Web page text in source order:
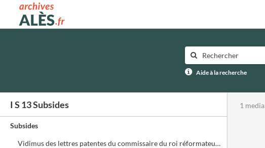
Archives municipales d'Alès
Aide à la recherche
I S 13 Subsides
Subsides
Vidimus des lettres patentes du commissaire du roi réformateur général en Languedoc sur le don gratuit de 24.000 deniers d'or accordé par la sénéchaussée de Beaucaire et Nîmes pour le soutien de la guerre
1 media